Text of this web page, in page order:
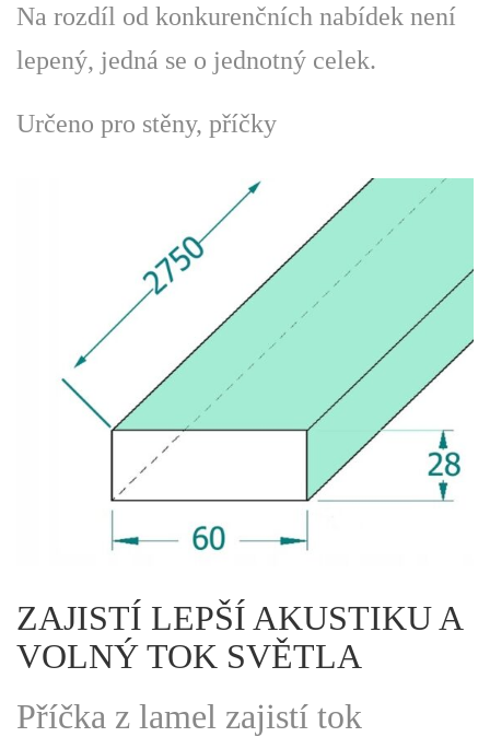
Na rozdíl od konkurenčních nabídek není
lepený, jedná se o jednotný celek.
Určeno pro stěny, příčky
ZAJISTÍ LEPŠÍ AKUSTIKU A
VOLNÝ TOK SVĚTLA
Příčka z lamel zajistí tok